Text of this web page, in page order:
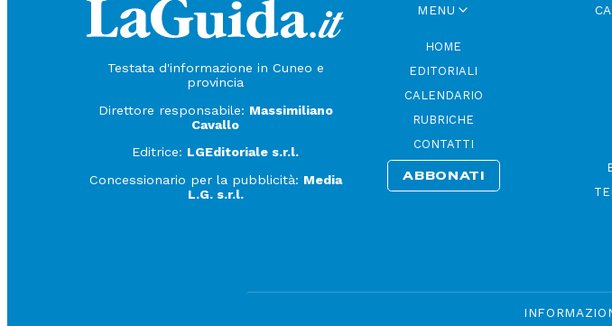
Testata d'informazione in Cuneo e
provincia
Direttore responsabile: Massimiliano
Cavallo
Editrice: LGEditoriale s.r.l.
Concessionario per la pubblicità: Media
L.G. s.r.l.
MENU
HOME
EDITORIALI
CALENDARIO
RUBRICHE
CONTATTI
ABBONATI